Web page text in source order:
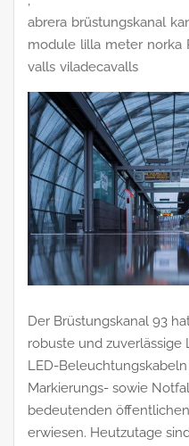
abrera brüstungskanal
module lilla meter norka
valls viladecavalls
Der Brüstungskanal 93
robuste und
LED-
Markierungs- sowie
bedeutenden
erwiesen. Heutzutage